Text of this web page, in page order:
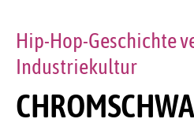
Hip-Hop-Geschichte
Industriekultur